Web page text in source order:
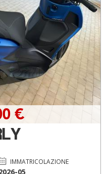
€
IMMATRICOLAZIONE
05